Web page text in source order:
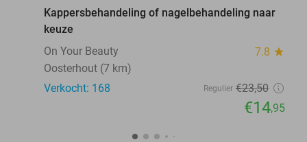
Kappersbehandeling of nagelbehandeling naar
keuze
On Your Beauty
7.8 star
Oosterhout (7 km)
Verkocht: 168
Regulier €23,50
€14,95